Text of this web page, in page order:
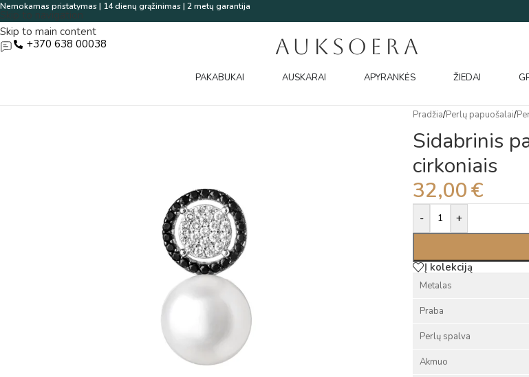
Skip to navigation
Skip to main content
Nemokamas pristatymas | 14 dienų grąžinimas | 2 metų garantija
+370 638 00038 AUKSOERA
PAKABUKAI AUSKARAI APYRANKĖS ŽIEDAI
Pradžia/Perlų papuošalai/
Sidabrinis
cirkoniais
32,00€
- +
Alternative:
Į kolekciją
Metalas
Praba
Perlų spalva
Akmuo